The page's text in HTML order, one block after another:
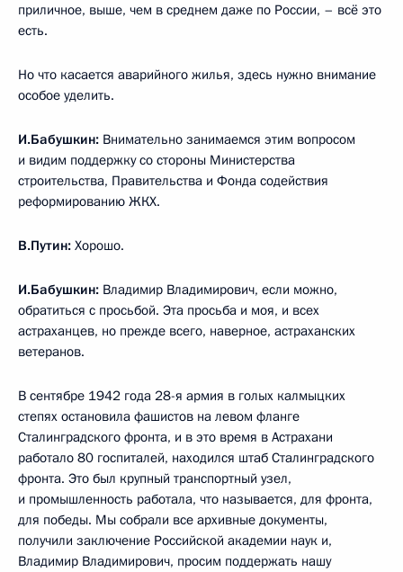
приличное, выше, чем в среднем даже по России, – всё это
есть.
Но что касается аварийного жилья, здесь нужно внимание
особое уделить.
И.Бабушкин: Внимательно занимаемся этим вопросом
и видим поддержку со стороны Министерства
строительства, Правительства и Фонда содействия
реформированию ЖКХ.
В.Путин: Хорошо.
И.Бабушкин: Владимир Владимирович, если можно,
обратиться с просьбой. Эта просьба и моя, и всех
астраханцев, но прежде всего, наверное, астраханских
ветеранов.
В сентябре 1942 года 28-я армия в голых калмыцких
степях остановила фашистов на левом фланге
Сталинградского фронта, и в это время в Астрахани
работало 80 госпиталей, находился штаб Сталинградского
фронта. Это был крупный транспортный узел,
и промышленность работала, что называется, для фронта,
для победы. Мы собрали все архивные документы,
получили заключение Российской академии наук и,
Владимир Владимирович, просим поддержать нашу